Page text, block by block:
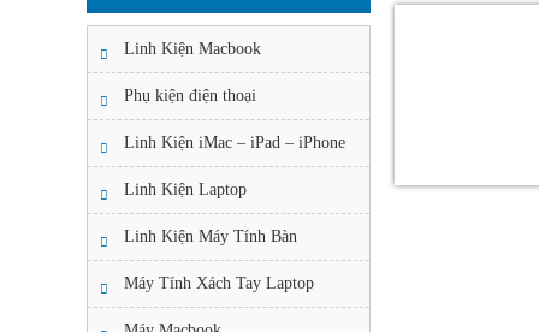
Linh Kiện Macbook
Phụ kiện điện thoại
Linh Kiện iMac – iPad – iPhone
Linh Kiện Laptop
Linh Kiện Máy Tính Bàn
Máy Tính Xách Tay Laptop